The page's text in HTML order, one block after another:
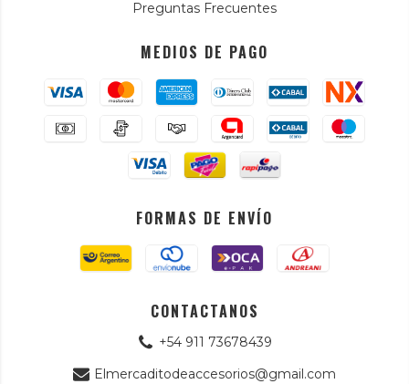
Preguntas Frecuentes
MEDIOS DE PAGO
FORMAS DE ENVÍO
CONTACTANOS
+54 911 73678439
Elmercaditodeaccesorios@gmail.com